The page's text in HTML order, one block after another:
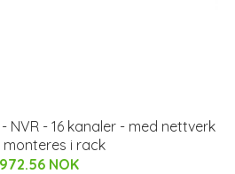
- NVR - 16 kanaler - med nettverk
monteres i rack
NOK